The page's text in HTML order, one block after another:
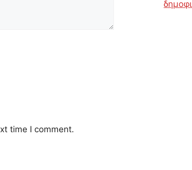
time I comment.